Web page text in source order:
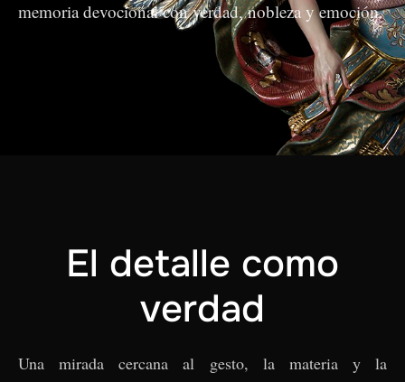
memoria devocional con verdad, nobleza y emoción.
El detalle como
verdad
Una mirada cercana al gesto, la materia y la